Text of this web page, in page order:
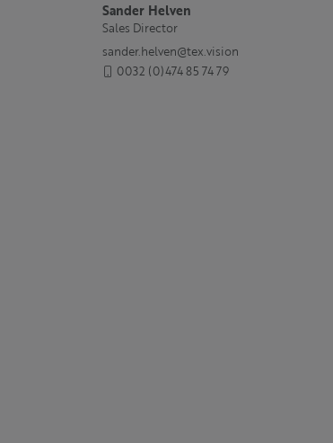
Sander Helven
Sales Director
sander.helven@tex.vision
0032 (0)474 85 74 79